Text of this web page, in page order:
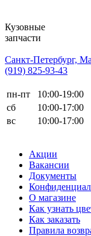
Кузовные
запчасти
Санкт-Петербург,
(919) 825-93-43
пн-пт
10:00-19:00
сб
10:00-17:00
вс
10:00-17:00
Акции
Вакансии
Документы
О магазине
Как узнать
Как заказать
Правила